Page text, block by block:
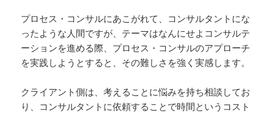
プロセス・コンサルにあこがれて、コンサルタントにな
ったような人間ですが、テーマはなんにせよコンサルテ
ーションを進める際、プロセス・コンサルのアプローチ
を実践しようとすると、その難しさを強く実感します。
クライアント側は、考えることに悩みを持ち相談してお
り、コンサルタントに依頼することで時間というコスト